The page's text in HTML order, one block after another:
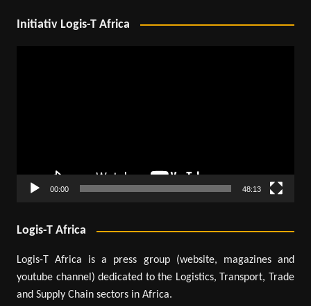
Initiativ Logis-T Africa
00:00 48:13
Logis-T Africa
Logis-T Africa is a press group (website, magazines and
youtube channel) dedicated to the Logistics, Transport, Trade
and Supply Chain sectors in Africa.